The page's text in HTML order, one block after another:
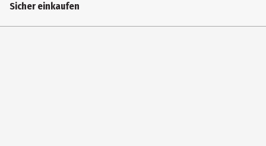
Hersteller
Sicher einkaufen